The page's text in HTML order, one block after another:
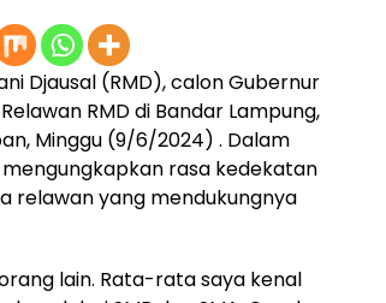
Djausal (RMD), calon Gubernur
RMD di Bandar Lampung,
Minggu (9/6/2024) . Dalam
rasa kedekatan
relawan yang mendukungnya
lain. Rata-rata saya kenal